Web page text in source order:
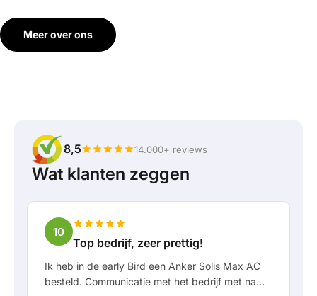
Meer over ons
8,5 14.000+ reviews
Wat klanten zeggen
10
Top bedrijf, zeer prettig!
Ik heb in de early Bird een Anker Solis Max AC
besteld. Communicatie met het bedrijf met name